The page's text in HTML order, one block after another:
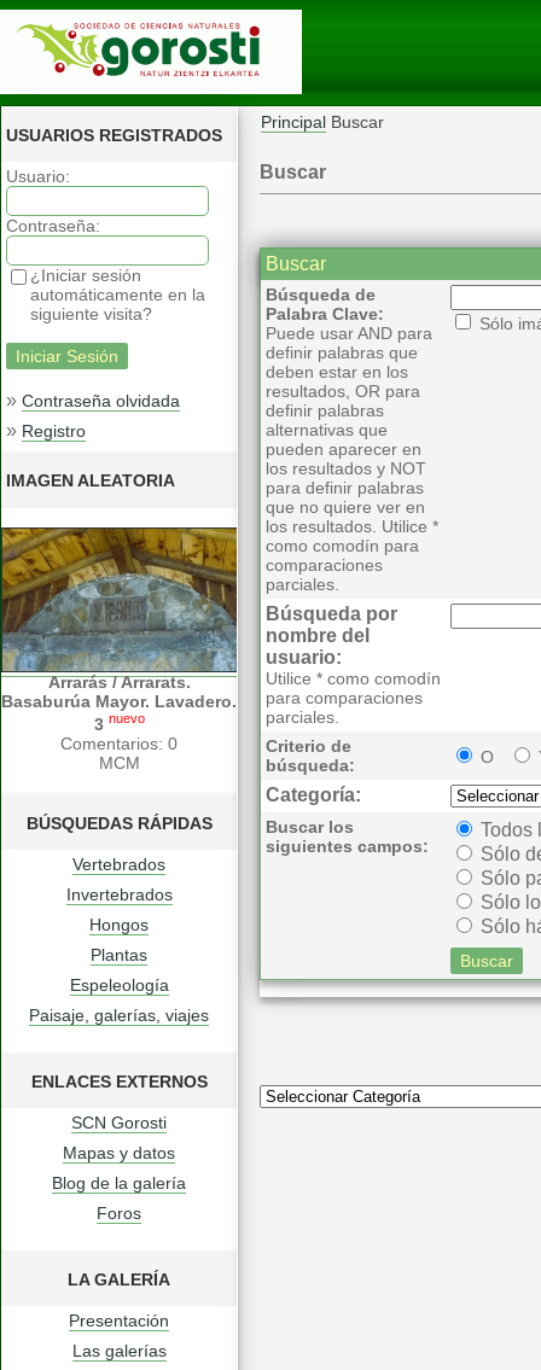
USUARIOS REGISTRADOS
Usuario:
Contraseña:
¿Iniciar sesión
automáticamente en la
siguiente visita?
» Contraseña olvidada
» Registro
IMAGEN ALEATORIA
Arrarás / Arrarats.
Basaburúa Mayor. Lavadero.
3 nuevo
Comentarios: 0
MCM
BÚSQUEDAS RÁPIDAS
Vertebrados
Invertebrados
Hongos
Plantas
Espeleología
Paisaje, galerías, viajes
ENLACES EXTERNOS
SCN Gorosti
Mapas y datos
Blog de la galería
Foros
LA GALERÍA
Presentación
Las galerías
Principal Buscar
Buscar
Buscar
Búsqueda de
Palabra Clave:
Puede usar AND para
definir palabras que
deben estar en los
resultados, OR para
definir palabras
alternativas que
pueden aparecer en
los resultados y NOT
para definir palabras
que no quiere ver en
los resultados. Utilice *
como comodín para
comparaciones
parciales.
Sólo
Búsqueda por
nombre del
usuario:
Utilice * como comodín
para comparaciones
parciales.
Criterio de
búsqueda:
O
Categoría:
Buscar los
siguientes campos:
Todos
Sólo
Sólo
Sólo
Sólo